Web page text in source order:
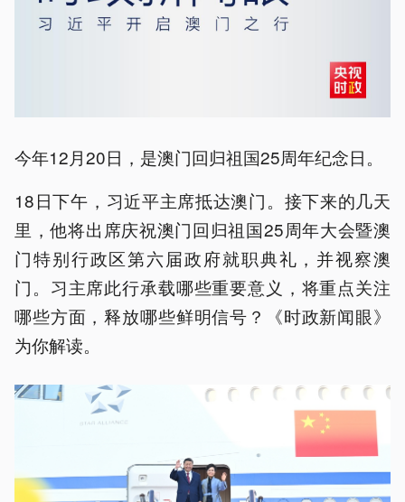
今年12月20日，是澳门回归祖国25周年纪念日。
18日下午，习近平主席抵达澳门。接下来的几天
里，他将出席庆祝澳门回归祖国25周年大会暨澳
门特别行政区第六届政府就职典礼，并视察澳
门。习主席此行承载哪些重要意义，将重点关注
哪些方面，释放哪些鲜明信号？《时政新闻眼》
为你解读。